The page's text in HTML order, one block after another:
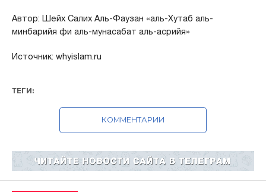
Автор: Шейх Салих Аль-Фаузан «аль-Хутаб аль-
минбарийя фи аль-мунасабат аль-асрийя»
Источник: whyislam.ru
ТЕГИ:
КОММЕНТАРИИ